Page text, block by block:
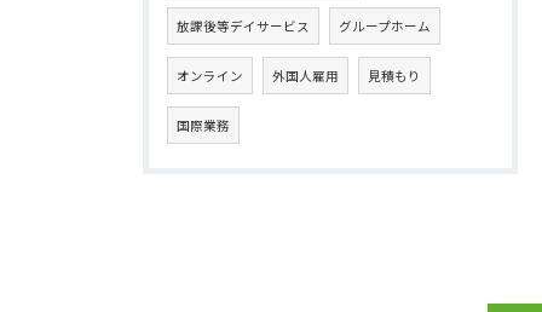
放課後等デイサービス グループホーム
オンライン 外国人雇用 見積もり
国際業務